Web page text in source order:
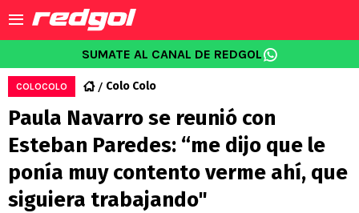
SUMATE AL CANAL DE REDGOL
COLOCOLO Colo Colo
Paula Navarro se reunió con
Esteban Paredes: “me dijo que le
ponía muy contento verme ahí, que
siguiera trabajando"